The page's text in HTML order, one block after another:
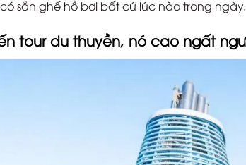
sẵn ghế hồ bơi bất cứ lúc nào trong ngày.
tour du thuyền, nó cao ngất